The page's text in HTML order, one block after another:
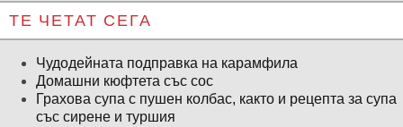
ТЕ ЧЕТАТ СЕГА
Чудодейната подправка на карамфила
Домашни кюфтета със сос
Грахова супа с пушен колбас, както и рецепта за супа
със сирене и туршия